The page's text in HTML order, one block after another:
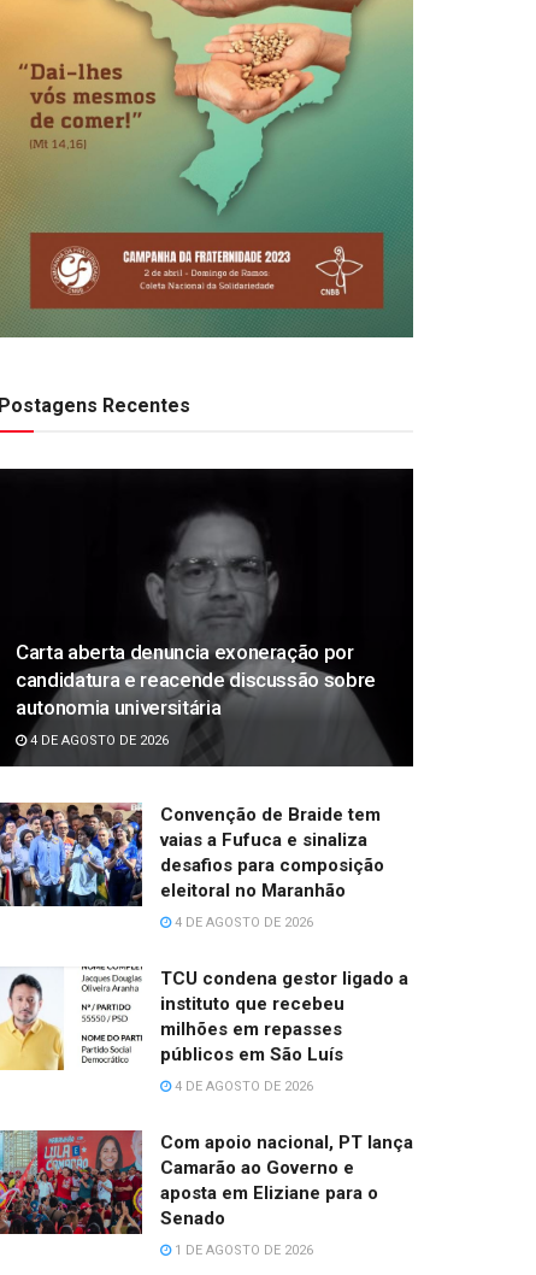
Postagens Recentes
Carta aberta denuncia exoneração por
candidatura e reacende discussão sobre
autonomia universitária
4 DE AGOSTO DE 2026
Convenção de Braide tem
vaias a Fufuca e sinaliza
desafios para composição
eleitoral no Maranhão
4 DE AGOSTO DE 2026
TCU condena gestor ligado a
instituto que recebeu
milhões em repasses
públicos em São Luís
4 DE AGOSTO DE 2026
Com apoio nacional, PT lança
Camarão ao Governo e
aposta em Eliziane para o
Senado
1 DE AGOSTO DE 2026